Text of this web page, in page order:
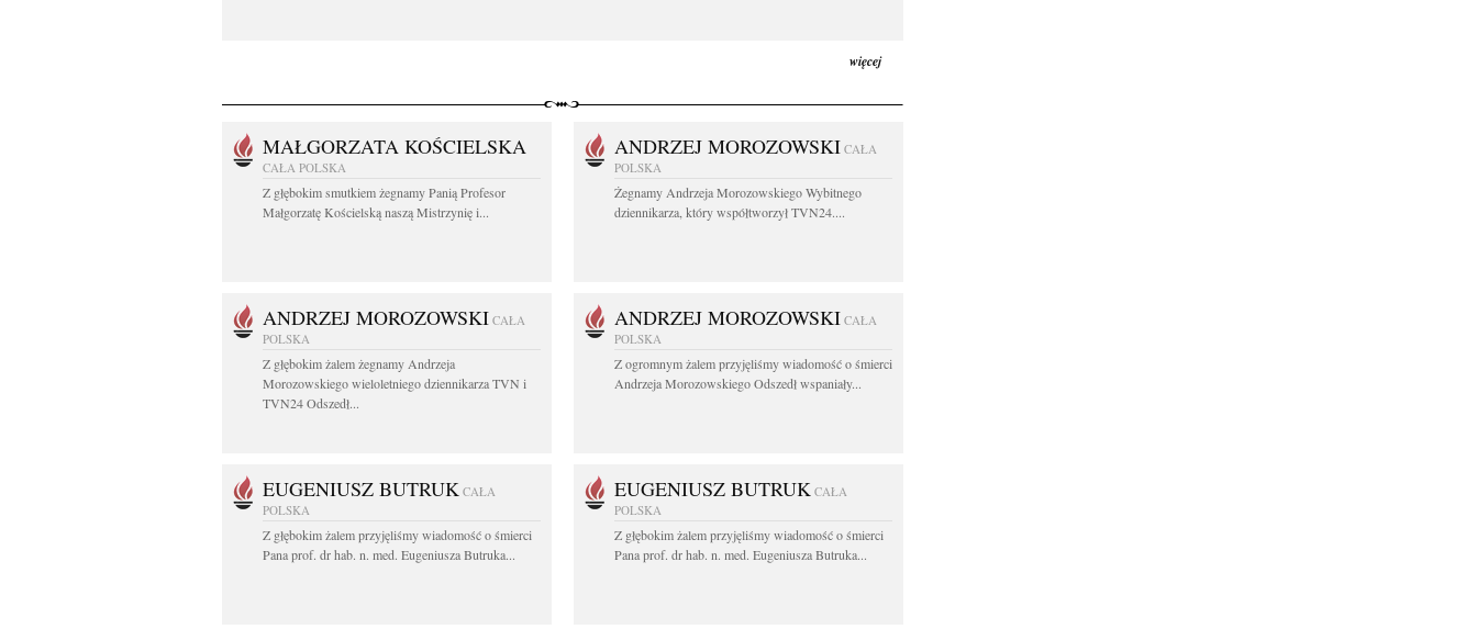
więcej
MAŁGORZATA KOŚCIELSKA
CAŁA POLSKA
Z głębokim smutkiem żegnamy Panią Profesor
Małgorzatę Kościelską naszą Mistrzynię i...
ANDRZEJ MOROZOWSKI CAŁA
POLSKA
Żegnamy Andrzeja Morozowskiego Wybitnego
dziennikarza, który współtworzył TVN24....
ANDRZEJ MOROZOWSKI CAŁA
POLSKA
Z głębokim żalem żegnamy Andrzeja
Morozowskiego wieloletniego dziennikarza TVN i
TVN24 Odszedł...
ANDRZEJ MOROZOWSKI CAŁA
POLSKA
Z ogromnym żalem przyjęliśmy wiadomość o śmierci
Andrzeja Morozowskiego Odszedł wspaniały...
EUGENIUSZ BUTRUK CAŁA
POLSKA
Z głębokim żalem przyjęliśmy wiadomość o śmierci
Pana prof. dr hab. n. med. Eugeniusza Butruka...
EUGENIUSZ BUTRUK CAŁA
POLSKA
Z głębokim żalem przyjęliśmy wiadomość o śmierci
Pana prof. dr hab. n. med. Eugeniusza Butruka...